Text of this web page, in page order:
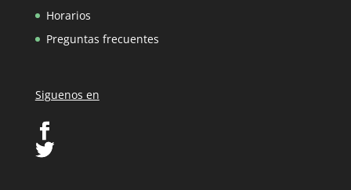
Horarios
Preguntas frecuentes
Siguenos en